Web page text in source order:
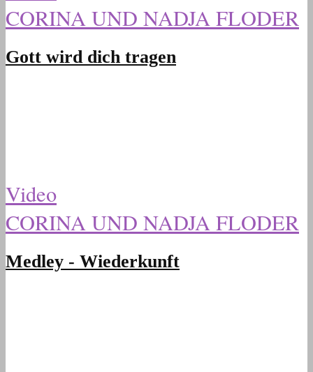
CORINA UND NADJA FLODER
Gott wird dich tragen
Video
CORINA UND NADJA FLODER
Medley - Wiederkunft